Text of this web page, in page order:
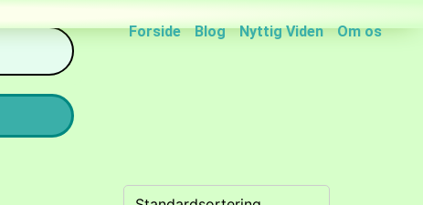
Forside Blog Nyttig Viden Om os